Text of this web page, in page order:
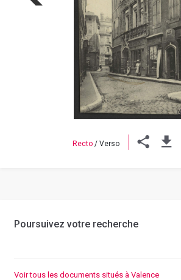
Recto / Verso
Poursuivez votre recherche
Voir tous les documents situés à Valence